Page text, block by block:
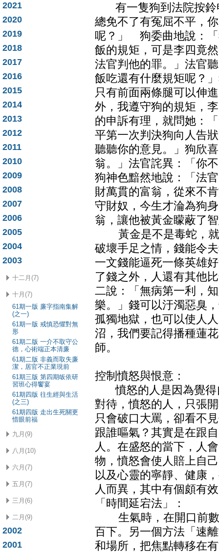
2021
2020
2019
2018
2017
2016
2015
2014
2013
2012
2011
2010
2009
2008
2007
2006
2005
2004
2003
十二月(7)
十月(7)
61期一版 廉字指南集解
(之一)
61期一版 戒慎恐懼對無
形
61期二版 一介不取守公
德，心術端正本清廉
61期二版 非義而取失廉
潔，居官不正業現前
61期三版 第四期皈依研
習班心得饗宴
61期四版 往生經與生活
(之三)
61期四版 走出生死關更
惜眼前福
九月(9)
八月(10)
六月(7)
五月(7)
三月(6)
二月(9)
2002
2001
有一隻狗到法院按鈴
總免不了有冤屈不平，
呢？」 狗委曲地說：「
飯的規矩，可是李四竟
法官判他的罪。」法官
飯吃還有什麼規矩呢？
只有前面兩條腿可以伸
外，我遵守狗的規矩，
的申訴有理，就問她：
平第一次判決狗向人告
聽聽你的意見。」狗欣
翁。」法官詫異：「你
狗神色黯然地說：「法
財萬貫的富翁，從來不
守財奴，今生才淪為狗
翁，讓他被黃金矇蔽了
黃金是不是毒蛇，就
破壞手足之情，錢能令
一文錢能逼死一條英雄
了錢之外，人還有其他
二說：「無病第一利，
樂。」錢可以汙濁惡臭
孤獨地獄，也可以使人
沼，我們要記得播種蓮
師。
控制憤怒與恨意：
憤怒的人是因為覺得
對待，憤怒的人，只張
只會破口大罵，卻看不
跟誰嘔氣？其實是在跟
人。在盛怒的當下，人
物，憤怒會使人賠上自
以及心靈的寧靜、健康
人而異，其中有個頗有
「時間延宕法」：
生氣時，在開口前數
百下。另一個方法「速
和場所，把焦點轉移在